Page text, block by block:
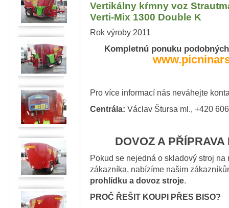
Vertikálny kŕmny voz
Verti-Mix 1300 Double K
Rok výroby 2011
Kompletnú ponuku
Pro více informací nás neváhejte
Centrála: Václav Štursa ml., +420
DOVOZ A
Pokud se nejedná o skladový stroj
zákazníka, nabízíme našim
prohlídku a dovoz stroje.
PROČ ŘEŠIT KOUPI PŘES BISO?